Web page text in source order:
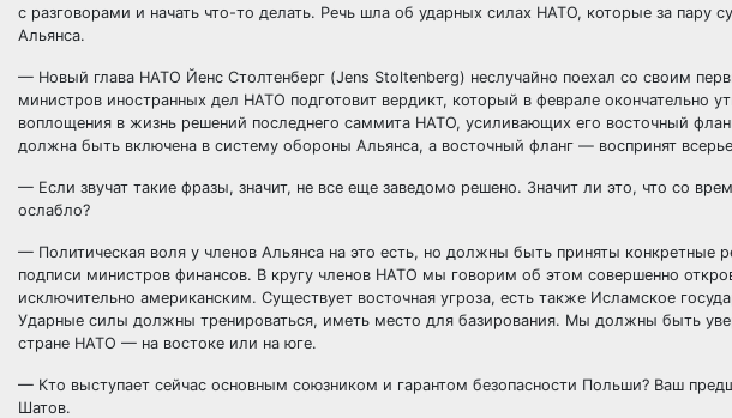
с разговорами и начать что-то делать. Речь шла об ударных силах НАТО, которые за пару
Альянса.
— Новый глава НАТО Йенс Столтенберг (Jens Stoltenberg) неслучайно поехал со своим
министров иностранных дел НАТО подготовит вердикт, который в феврале окончательно
воплощения в жизнь решений последнего саммита НАТО, усиливающих его восточный
должна быть включена в систему обороны Альянса, а восточный фланг — воспринят
— Если звучат такие фразы, значит, не все еще заведомо решено. Значит ли это, что со
ослабло?
— Политическая воля у членов Альянса на это есть, но должны быть приняты
подписи министров финансов. В кругу членов НАТО мы говорим об этом совершенно
исключительно американским. Существует восточная угроза, есть также Исламское
Ударные силы должны тренироваться, иметь место для базирования. Мы должны быть
стране НАТО — на востоке или на юге.
— Кто выступает сейчас основным союзником и гарантом безопасности Польши? Ваш
Шатов.